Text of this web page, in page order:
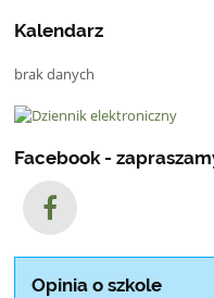
Kalendarz
brak danych
Facebook -
Opinia o szkole